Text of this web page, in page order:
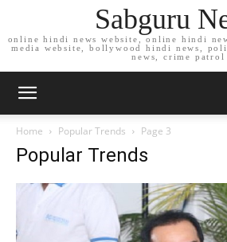
Sabguru
online hindi news website, online hindi
media website, bollywood hindi news,
news, crime patrol
Home Popular Trends Page 3
Popular Trends